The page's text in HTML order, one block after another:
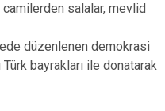
salalar, mevlid
düzenlenen demokrasi
bayrakları ile donatarak